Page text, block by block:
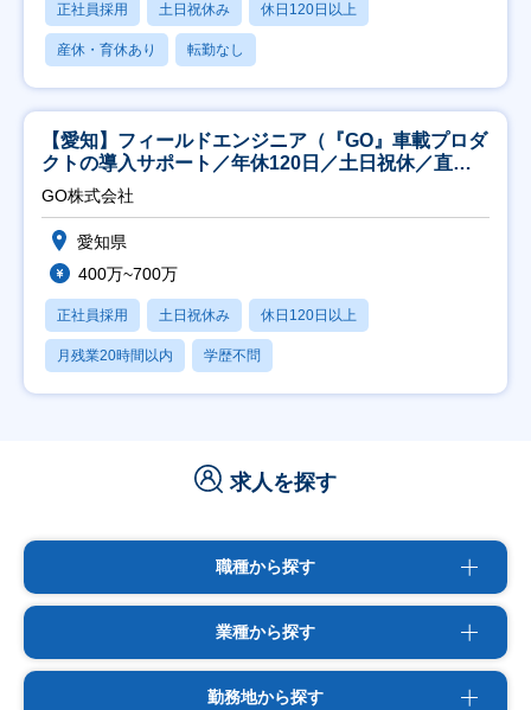
正社員採用 土日祝休み 休日120日以上
産休・育休あり 転勤なし
【愛知】フィールドエンジニア（『GO』車載プロダ
クトの導入サポート／年休120日／土日祝休／直行
直帰
GO株式会社
愛知県
400万~700万
正社員採用 土日祝休み 休日120日以上
月残業20時間以内 学歴不問
求人を探す
職種から探す
業種から探す
勤務地から探す